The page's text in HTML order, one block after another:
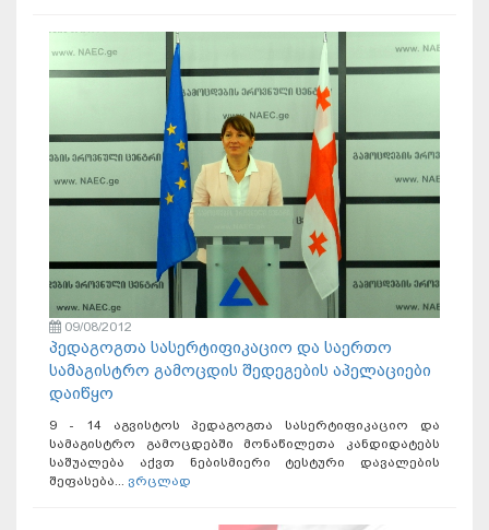
09/08/2012
პედაგოგთა სასერტიფიკაციო და საერთო
სამაგისტრო გამოცდის შედეგების აპელაციები
დაიწყო
9 - 14 აგვისტოს პედაგოგთა სასერტიფიკაციო და
სამაგისტრო გამოცდებში მონაწილეთა კანდიდატებს
საშუალება აქვთ ნებისმიერი ტესტური დავალების
შეფასება... ვრცლად